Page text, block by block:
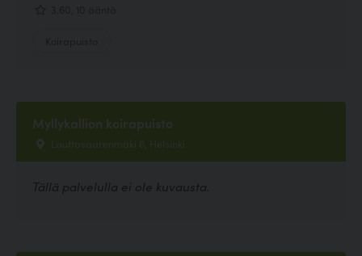
Myllykallion koirapuisto
Lauttasaarenmäki 6, Helsinki
Tällä palvelulla ei ole kuvausta.